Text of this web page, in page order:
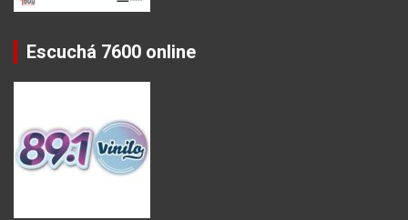
Escuchá 7600 online